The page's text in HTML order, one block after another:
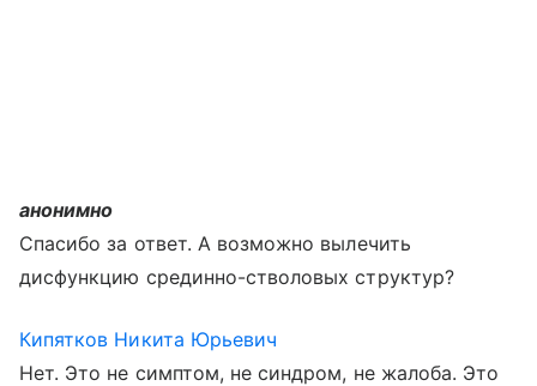
анонимно
Спасибо за ответ. А возможно вылечить
дисфункцию срединно-стволовых структур?
Кипятков Никита Юрьевич
Нет. Это не симптом, не синдром, не жалоба. Это